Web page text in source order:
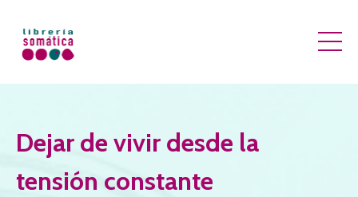
Dejar de vivir desde la
tensión constante